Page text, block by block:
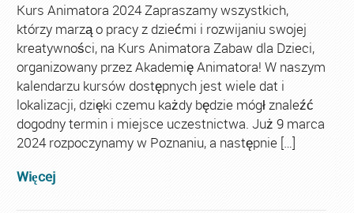
Kurs Animatora 2024 Zapraszamy wszystkich,
którzy marzą o pracy z dziećmi i rozwijaniu swojej
kreatywności, na Kurs Animatora Zabaw dla Dzieci,
organizowany przez Akademię Animatora! W naszym
kalendarzu kursów dostępnych jest wiele dat i
lokalizacji, dzięki czemu każdy będzie mógł znaleźć
dogodny termin i miejsce uczestnictwa. Już 9 marca
2024 rozpoczynamy w Poznaniu, a następnie […]
Więcej